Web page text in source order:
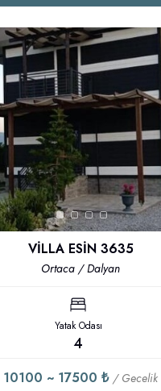
VİLLA ESİN 3635
Ortaca / Dalyan
Yatak Odası
4
10100 ~ 17500 ₺ / Gecelik